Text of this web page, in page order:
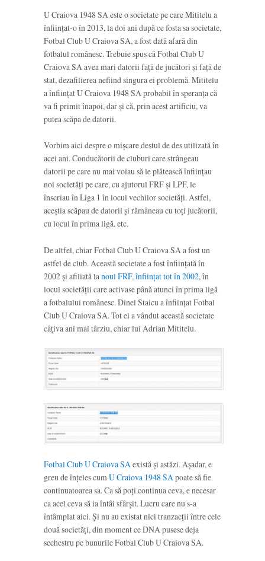
U Craiova 1948 SA este o societate pe care Mititelu a
înființat-o în 2013, la doi ani după ce fosta sa societate,
Fotbal Club U Craiova SA, a fost dată afară din
fotbalul românesc. Trebuie spus că Fotbal Club U
Craiova SA avea mari datorii față de jucători și față de
stat, dezafilierea nefiind singura ei problemă. Mititelu
a înființat U Craiova 1948 SA probabil în speranța că
va fi primit înapoi, dar și că, prin acest artificiu, va
putea scăpa de datorii.
Vorbim aici despre o mișcare destul de des utilizată în
acei ani. Conducătorii de cluburi care strângeau
datorii pe care nu mai voiau să le plătească înființau
noi societăți pe care, cu ajutorul FRF și LPF, le
înscriau în Liga 1 în locul vechilor societăți. Astfel,
aceștia scăpau de datorii și rămâneau cu toți jucătorii,
cu locul în prima ligă, etc.
De altfel, chiar Fotbal Club U Craiova SA a fost un
astfel de club. Această societate a fost înființată în
2002 și afiliată la noul FRF, înființat tot în 2002, în
locul societății care activase până atunci în prima ligă
a fotbalului românesc. Dinel Staicu a înființat Fotbal
Club U Craiova SA. Tot el a vândut această societate
câțiva ani mai târziu, chiar lui Adrian Mititelu.
Fotbal Club U Craiova SAexistă și astăzi. Așadar, e
greu de înțeles cumU Craiova 1948 SApoate să fie
continuatoarea sa. Ca să poți continua ceva, e necesar
ca acel ceva să ia întâi sfârșit. Lucru care nu s-a
întâmplat aici. Și nu au existat nici tranzacții între cele
două societăți, din moment ce DNA pusese deja
sechestru pe bunurile Fotbal Club U Craiova SA.